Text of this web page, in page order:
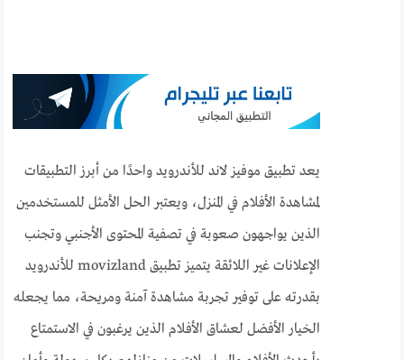
يعد تطبيق موفيز لاند للأندرويد واحدًا من أبرز التطبيقات
لمشاهدة الأفلام في المنزل، ويعتبر الحل الأمثل للمستخدمين
الذين يواجهون صعوبة في تصفية المحتوى الأجنبي وتجنب
الإعلانات غير اللائقة يتميز تطبيق movizland للأندرويد
بقدرته على توفير تجربة مشاهدة آمنة ومريحة، مما يجعله
الخيار الأفضل لعشاق الأفلام الذين يرغبون في الاستمتاع